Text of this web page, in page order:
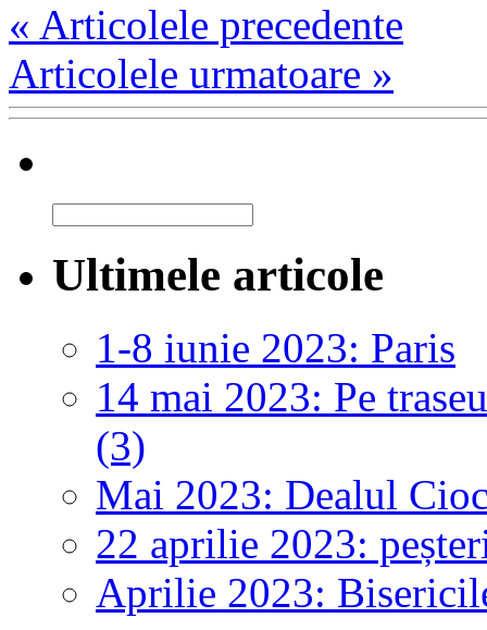
« Articolele precedente
Articolele urmatoare »
Ultimele articole
1-8 iunie 2023: Paris
14 mai 2023: Pe
(3)
Mai 2023: Dealul
22 aprilie 2023:
Aprilie 2023: